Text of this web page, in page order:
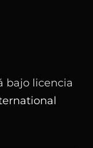
bajo licencia